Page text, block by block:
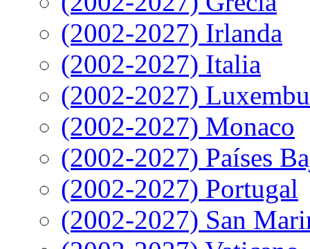
(2002-2027) Irlanda
(2002-2027) Italia
(2002-2027)
(2002-2027) Monaco
(2002-2027) Países
(2002-2027) Portugal
(2002-2027) San